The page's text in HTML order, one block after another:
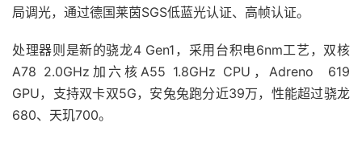
局调光，通过德国莱茵SGS低蓝光认证、高帧认证。
处理器则是新的骁龙4 Gen1，采用台积电6nm工艺，双核
A78 2.0GHz加六核A55 1.8GHz CPU，Adreno 619
GPU，支持双卡双5G，安兔兔跑分近39万，性能超过骁龙
680、天玑700。